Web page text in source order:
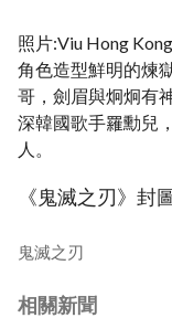
照片:Viu Hong
角色造型鮮明的煉
哥，劍眉與炯炯有
深韓國歌手羅勳兒
人。
《鬼滅之刃》封
鬼滅之刃
相關新聞